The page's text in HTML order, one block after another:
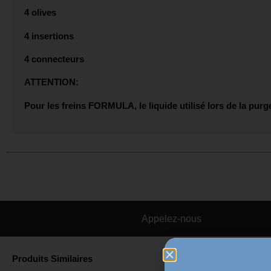
4 olives
4 insertions
4 connecteurs
ATTENTION:
Pour les freins FORMULA, le liquide utilisé lors de la
Appelez-nous
Produits Similaires